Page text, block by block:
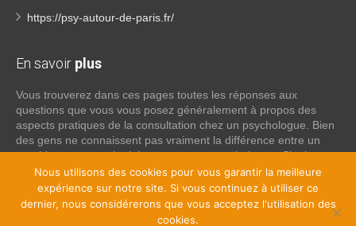
https://psy-autour-de-paris.fr/
En savoir plus
Vous trouverez dans ces pages toutes les réponses aux
questions que vous vous posez généralement à propos des
aspects pratiques de la consultation chez un psychologue. Bien
des gens ne connaissent pas vraiment la différence entre un
psychiatre, un psychothérapeute et un psychologue. Si tel est
votre cas, voici quelques définitions qui devraient clarifier les
choses, n’hésitez pas à nous contacter:
Lire la suite
Nous utilisons des cookies pour vous garantir la meilleure
expérience sur notre site. Si vous continuez à utiliser ce
dernier, nous considérerons que vous acceptez l'utilisation des
cookies.